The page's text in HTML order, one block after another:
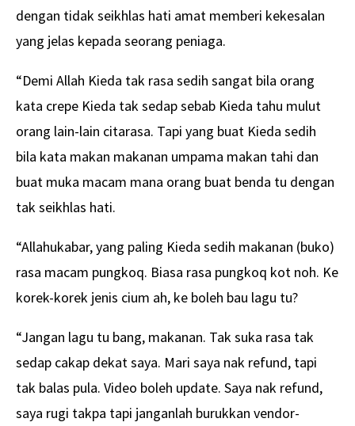
dengan tidak seikhlas hati amat memberi kekesalan
yang jelas kepada seorang peniaga.
“Demi Allah Kieda tak rasa sedih sangat bila orang
kata crepe Kieda tak sedap sebab Kieda tahu mulut
orang lain-lain citarasa. Tapi yang buat Kieda sedih
bila kata makan makanan umpama makan tahi dan
buat muka macam mana orang buat benda tu dengan
tak seikhlas hati.
“Allahukabar, yang paling Kieda sedih makanan (buko)
rasa macam pungkoq. Biasa rasa pungkoq kot noh. Ke
korek-korek jenis cium ah, ke boleh bau lagu tu?
“Jangan lagu tu bang, makanan. Tak suka rasa tak
sedap cakap dekat saya. Mari saya nak refund, tapi
tak balas pula. Video boleh update. Saya nak refund,
saya rugi takpa tapi janganlah burukkan vendor-